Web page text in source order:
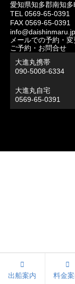
愛知県知多郡南知
TEL 0569-65-0391
FAX 0569-65-0391
info@daishinmaru.jp
メールでの予約・
ご予約・お問合せ
大進丸携帯
090-5008-6334
大進丸自宅
0569-65-0391
出船案内 料金